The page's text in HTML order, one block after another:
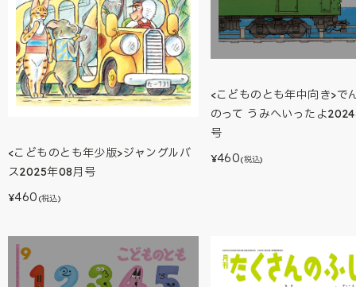
<こどものとも年少版>ジャングルバ
ス2025年08月号
¥460 (税込)
<こどものとも年中向き>で
のって うみへいったよ
号
¥460(税込)